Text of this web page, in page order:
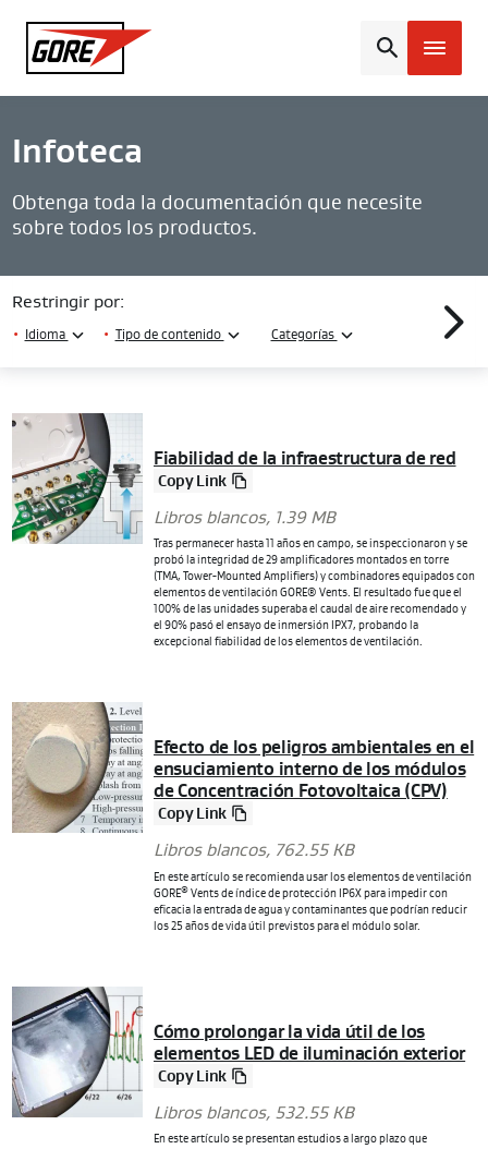
Gore
Infoteca
Obtenga toda la documentación que necesite
sobre todos los productos.
Restringir por:
• Idioma • Tipo de contenido Categorías
Fiabilidad de la infraestructura de red
Copy Link
Libros blancos, 1.39 MB
Tras permanecer hasta 11 años en campo, se inspeccionaron y se
probó la integridad de 29 amplificadores montados en torre
(TMA, Tower-Mounted Amplifiers) y combinadores equipados con
elementos de ventilación GORE® Vents. El resultado fue que el
100% de las unidades superaba el caudal de aire recomendado y
el 90% pasó el ensayo de inmersión IPX7, probando la
excepcional fiabilidad de los elementos de ventilación.
Efecto de los peligros ambientales en el
ensuciamiento interno de los módulos
de Concentración Fotovoltaica (CPV)
Copy Link
Libros blancos, 762.55 KB
En este artículo se recomienda usar los elementos de ventilación
GORE® Vents de índice de protección IP6X para impedir con
eficacia la entrada de agua y contaminantes que podrían reducir
los 25 años de vida útil previstos para el módulo solar.
Cómo prolongar la vida útil de los
elementos LED de iluminación exterior
Copy Link
Libros blancos, 532.55 KB
En este artículo se presentan estudios a largo plazo que